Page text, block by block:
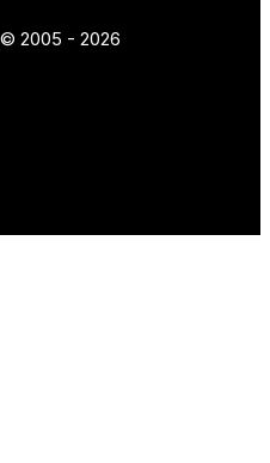
2005 - 2026